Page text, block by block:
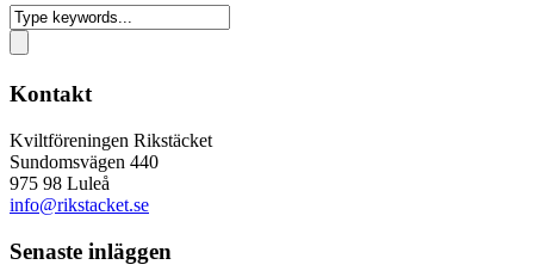
Kontakt
Kviltföreningen Rikstäcket
Sundomsvägen 440
975 98 Luleå
info@rikstacket.se
Senaste inläggen